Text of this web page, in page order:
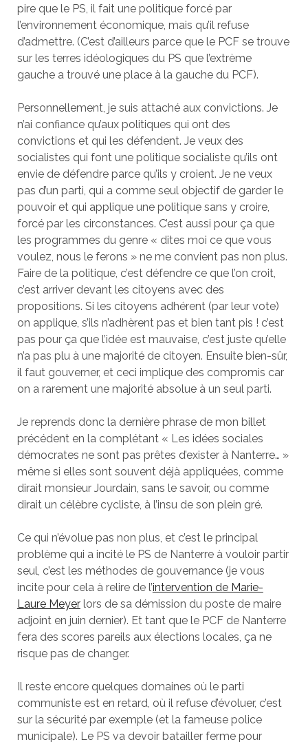
pire que le PS, il fait une politique forcé par
l’environnement économique, mais qu’il refuse
d’admettre. (C’est d’ailleurs parce que le PCF se trouve
sur les terres idéologiques du PS que l’extrème
gauche a trouvé une place à la gauche du PCF).
Personnellement, je suis attaché aux convictions. Je
n’ai confiance qu’aux politiques qui ont des
convictions et qui les défendent. Je veux des
socialistes qui font une politique socialiste qu’ils ont
envie de défendre parce qu’ils y croient. Je ne veux
pas d’un parti, qui a comme seul objectif de garder le
pouvoir et qui applique une politique sans y croire,
forcé par les circonstances. C’est aussi pour ça que
les programmes du genre « dites moi ce que vous
voulez, nous le ferons » ne me convient pas non plus.
Faire de la politique, c’est défendre ce que l’on croit,
c’est arriver devant les citoyens avec des
propositions. Si les citoyens adhérent (par leur vote)
on applique, s’ils n’adhèrent pas et bien tant pis ! c’est
pas pour ça que l’idée est mauvaise, c’est juste qu’elle
n’a pas plu à une majorité de citoyen. Ensuite bien-sûr,
il faut gouverner, et ceci implique des compromis car
on a rarement une majorité absolue à un seul parti.
Je reprends donc la dernière phrase de mon billet
précédent en la complétant « Les idées sociales
démocrates ne sont pas prêtes d’exister à Nanterre… »
même si elles sont souvent déjà appliquées, comme
dirait monsieur Jourdain, sans le savoir, ou comme
dirait un célèbre cycliste, à l’insu de son plein gré.
Ce qui n’évolue pas non plus, et c’est le principal
problème qui a incité le PS de Nanterre à vouloir partir
seul, c’est les méthodes de gouvernance (je vous
incite pour cela à relire de l’intervention de Marie-
Laure Meyerlors de sa démission du poste de maire
adjoint en juin dernier). Et tant que le PCF de Nanterre
fera des scores pareils aux élections locales, ça ne
risque pas de changer.
Il reste encore quelques domaines où le parti
communiste est en retard, où il refuse d’évoluer, c’est
sur la sécurité par exemple (et la fameuse police
municipale). Le PS va devoir batailler ferme pour